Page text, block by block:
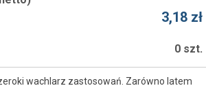
3,18 zł
0 szt.
wachlarz zastosowań. Zarówno latem